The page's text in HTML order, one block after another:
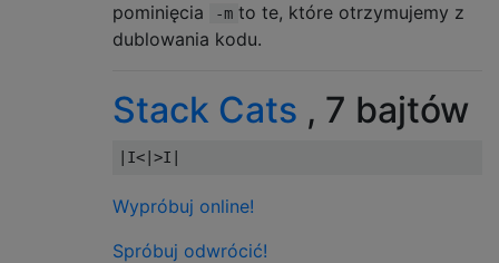
pominięcia
-m to te, które otrzymujemy z
dublowania kodu.
Stack Cats , 7 bajtów
Wypróbuj online!
Spróbuj odwrócić!